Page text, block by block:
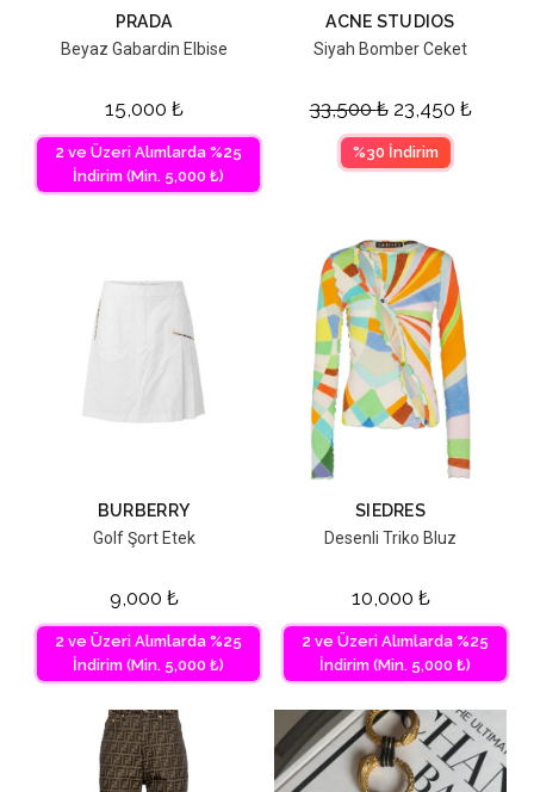
PRADA
Beyaz Gabardin Elbise
15,000 ₺
2 ve Üzeri Alımlarda %25
İndirim (Min. 5,000 ₺)
ACNE STUDIOS
Siyah Bomber Ceket
33,500₺ 23,450 ₺
%30 İndirim
BURBERRY
Golf Şort Etek
9,000 ₺
2 ve Üzeri Alımlarda %25
İndirim (Min. 5,000 ₺)
SIEDRES
Desenli Triko Bluz
10,000 ₺
2 ve Üzeri Alımlarda %25
İndirim (Min. 5,000 ₺)